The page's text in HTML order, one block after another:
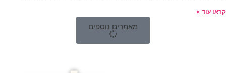
קראו עוד »
מאמרים נוספים